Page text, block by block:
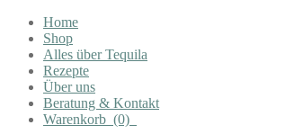
Home
Shop
Alles über Tequila
Rezepte
Über uns
Beratung & Kontakt
Warenkorb (0)